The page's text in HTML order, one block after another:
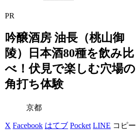
PR
吟醸酒房 油長（桃山御
陵）日本酒80種を飲み比
べ！伏見で楽しむ穴場の
角打ち体験
京都
X Facebook はてブ Pocket LINE コピー